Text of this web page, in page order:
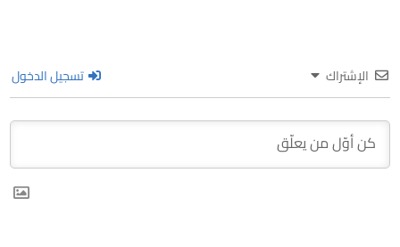
الإشتراك تسجيل الدخول